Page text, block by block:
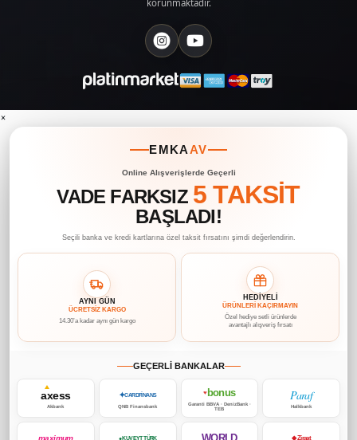
korunmaktadır.
×
EMKAAV
Online Alışverişlerde Geçerli
VADE FARKSIZ 5 TAKSİT
BAŞLADI!
Seçili banka ve kredi kartlarına özel taksit fırsatını şimdi değerlendirin.
AYNI GÜN
ÜCRETSİZ KARGO
14.30’a kadar aynı gün kargo
HEDİYELİ
ÜRÜNLERİ KAÇIRMAYIN
Özel hediye setli ürünlerde
avantajlı alışveriş fırsatı
GEÇERLİ BANKALAR
axess
Akbank
✦CARDFİNANS
QNB Finansbank
♥bonus
Garanti BBVA · DenizBank ·
TEB
Paraf
Halkbank
maximum ● KUVEYT TÜRK ◆ Ziraat